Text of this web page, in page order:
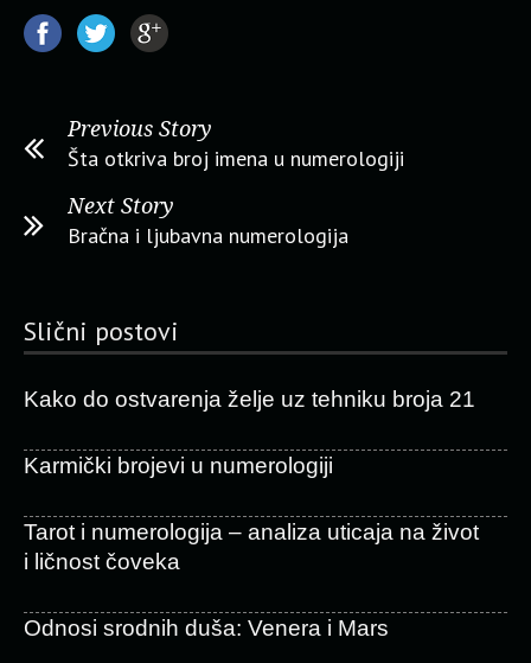
Previous Story
Šta otkriva broj imena u numerologiji
Next Story
Bračna i ljubavna numerologija
Slični postovi
Kako do ostvarenja želje uz tehniku broja 21
Karmički brojevi u numerologiji
Tarot i numerologija – analiza uticaja na život
i ličnost čoveka
Odnosi srodnih duša: Venera i Mars